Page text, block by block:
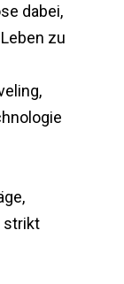
dabei,
zu
strikt